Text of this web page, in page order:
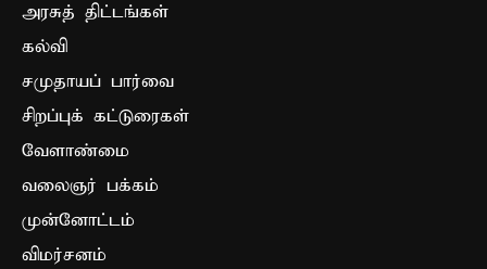
அரசுத் திட்டங்கள்
கல்வி
சமுதாயப் பார்வை
சிறப்புக் கட்டுரைகள்
வேளாண்மை
வலைஞர் பக்கம்
முன்னோட்டம்
விமர்சனம்